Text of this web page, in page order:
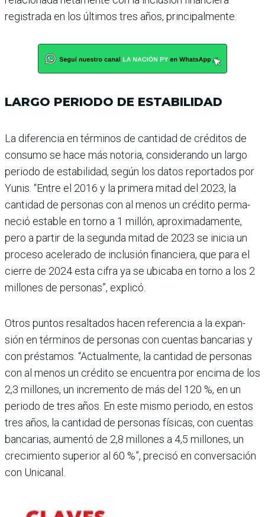
registrada en los últimos tres años, principalmente.
LARGO PERIODO DE ESTABILIDAD
La diferencia en términos de cantidad de créditos de
consumo se hace más noto­ria, considerando un largo
periodo de estabilidad, según los datos reportados por
Yunis. “Entre el 2016 y la primera mitad del 2023, la
cantidad de personas con al menos un crédito perma­
neció estable en torno a 1 millón, aproximadamente,
pero a partir de la segunda mitad de 2023 se inicia un
proceso acelerado de inclu­sión financiera, que para el
cierre de 2024 esta cifra ya se ubicaba en torno a los 2
millo­nes de personas”, explicó.
Otros puntos resaltados hacen referencia a la expan­
sión en términos de perso­nas con cuentas bancarias y
con préstamos. “Actual­mente, la cantidad de perso­nas
con al menos un crédito se encuentra por encima de los
2,3 millones, un incre­mento de más del 120 %, en un
periodo de tres años. En este mismo periodo, en estos
tres años, la cantidad de per­sonas físicas, con cuentas
bancarias, aumentó de 2,8 millones a 4,5 millones, un
crecimiento superior al 60 %”, precisó en conversación
con Unicanal.